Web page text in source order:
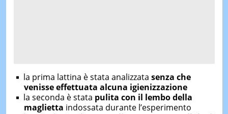
la prima lattina è stata analizzata senza che
venisse effettuata alcuna igienizzazione
la seconda è stata pulita con il lembo della
maglietta indossata durante l’esperimento